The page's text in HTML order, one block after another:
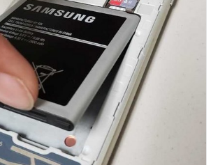
Annuler Publier un commentaire